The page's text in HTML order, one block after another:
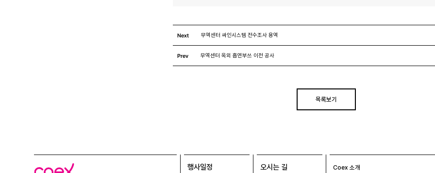
Next 무역센터 싸인시스템 전수조사 용역
Prev 무역센터 옥외 흡연부쓰 이전 공사
목록보기
코
행사일정 오시는 길
Coex 소개